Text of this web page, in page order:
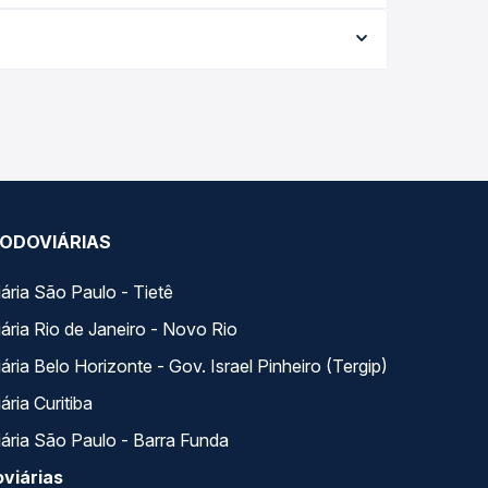
garante a melhor oferta para o seu roteiro.
São Paulo - Tietê
Rio de Janeiro - Novo Rio
Belo Horizonte - Gov. Israel Pinheiro (Tergip)
Curitiba
São Paulo - Barra Funda